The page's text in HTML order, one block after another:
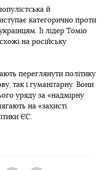
й
категорично проти
Її лідер Томіо
на російську
переглянути політику
так і гуманітарну. Вони
уряду за «надмірну
на «захисті
ЄС.